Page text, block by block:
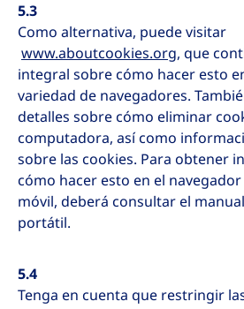
5.3
Como alternativa, puede visitar
www.aboutcookies.org, que
integral sobre cómo hacer esto
variedad de navegadores.
detalles sobre cómo eliminar
computadora, así como
sobre las cookies. Para obtener
cómo hacer esto en el
móvil, deberá consultar el
portátil.
5.4
Tenga en cuenta que restringir